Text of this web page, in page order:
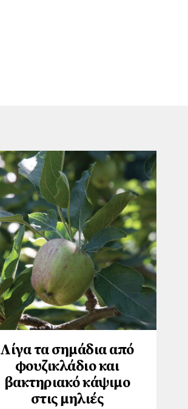
Λίγα τα σημάδια από
φουζικλάδιο και
βακτηριακό κάψιμο
στις μηλιές